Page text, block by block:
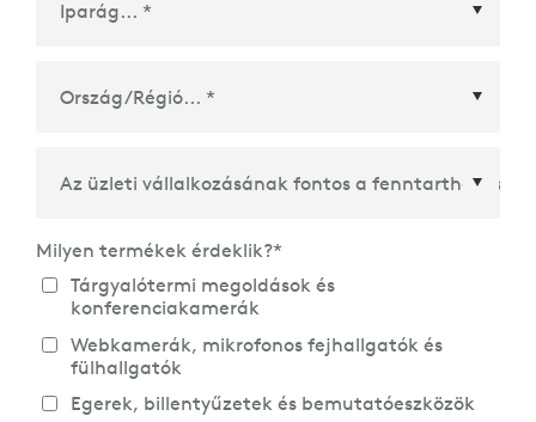
Ország/Régió
Milyen termékek érdeklik?*
Tárgyalótermi megoldások és
konferenciakamerák
Webkamerák, mikrofonos fejhallgatók és
fülhallgatók
Egerek, billentyűzetek és bemutatóeszközök